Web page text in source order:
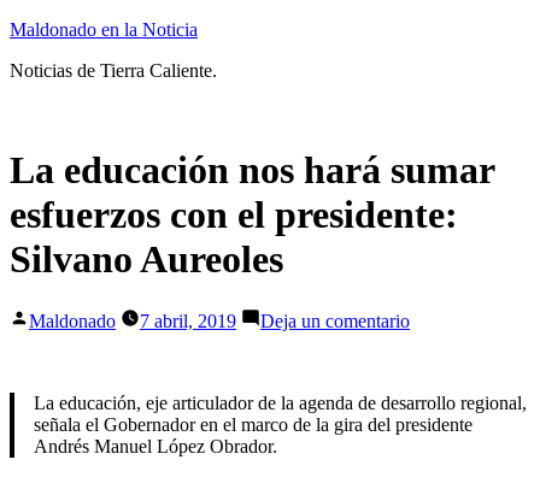
Ir
contenido
Maldonado en la Noticia
Noticias de Tierra Caliente.
La educación nos hará sumar
esfuerzos con el presidente:
Silvano Aureoles
Publicado
Maldonado 7 abril, 2019 Deja un comentarioen
hará
sumar
La educación, eje articulador de la agenda de desarrollo regional,
señala el Gobernador en el marco de la gira del presidente
Andrés Manuel López Obrador.